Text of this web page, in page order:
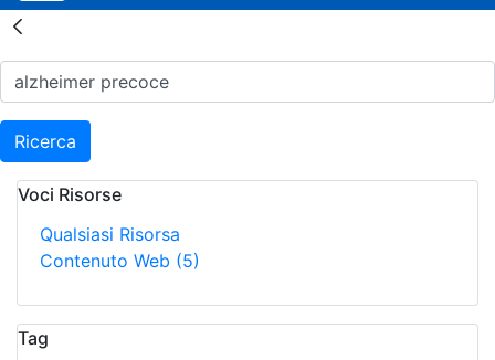
Risultati della Ricerca -
Ricerca
Voci Risorse
Qualsiasi Risorsa
Contenuto Web (5)
Tag